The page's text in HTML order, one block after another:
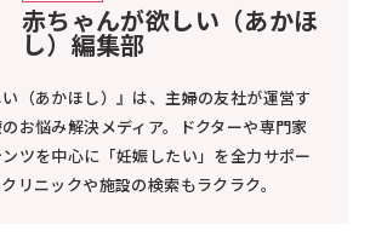
赤ちゃんが欲しい（あかほ
し）編集部
い（あかほし）』は、主婦の友社が運営す
お悩み解決メディア。ドクターや専門家
ツを中心に「妊娠したい」を全力サポー
リニックや施設の検索もラクラク。